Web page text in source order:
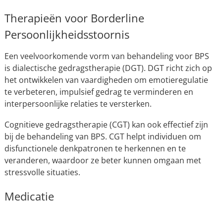
Therapieën voor Borderline
Persoonlijkheidsstoornis
Een veelvoorkomende vorm van behandeling voor BPS
is dialectische gedragstherapie (DGT). DGT richt zich op
het ontwikkelen van vaardigheden om emotieregulatie
te verbeteren, impulsief gedrag te verminderen en
interpersoonlijke relaties te versterken.
Cognitieve gedragstherapie (CGT) kan ook effectief zijn
bij de behandeling van BPS. CGT helpt individuen om
disfunctionele denkpatronen te herkennen en te
veranderen, waardoor ze beter kunnen omgaan met
stressvolle situaties.
Medicatie